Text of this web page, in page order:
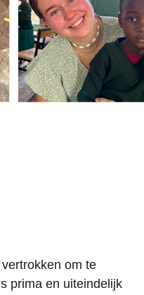
om te
prima en uiteindelijk